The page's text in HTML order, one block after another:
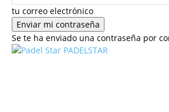
tu correo electrónico
Se te ha enviado una contraseña por
PADELSTAR